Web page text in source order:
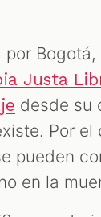
Bogotá,
Justa
desde su
Por el
pueden
en la